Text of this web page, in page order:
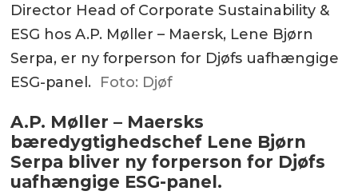
Director Head of Corporate Sustainability &
ESG hos A.P. Møller – Maersk, Lene Bjørn
Serpa, er ny forperson for Djøfs uafhængige
ESG-panel. Foto: Djøf
A.P. Møller – Maersks
bæredygtighedschef Lene Bjørn
Serpa bliver ny forperson for Djøfs
uafhængige ESG-panel.